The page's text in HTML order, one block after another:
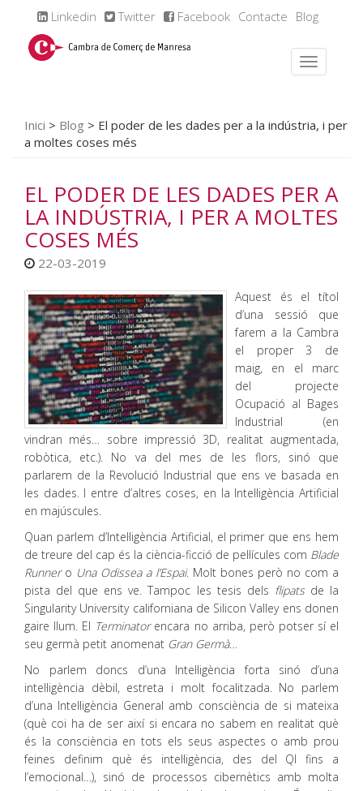
Linkedin Twitter Facebook Contacte Blog
Inici > Blog > El poder de les dades per a la indústria, i per
a moltes coses més
EL PODER DE LES DADES PER A
LA INDÚSTRIA, I PER A MOLTES
COSES MÉS
22-03-2019
Aquest és el títol
d’una sessió que
farem a la Cambra
el proper 3 de
maig, en el marc
del projecte
Ocupació al Bages
Industrial (en
vindran més… sobre impressió 3D, realitat augmentada,
robòtica, etc.). No va del mes de les flors, sinó que
parlarem de la Revolució Industrial que ens ve basada en
les dades. I entre d’altres coses, en la Intel·ligència Artificial
en majúscules.
Quan parlem d’Intel·ligència Artificial, el primer que ens hem
de treure del cap és la ciència-ficció de pel·lícules com Blade
Runnero Una Odissea a l’Espai. Molt bones però no com a
pista del que ens ve. Tampoc les tesis dels flipatsde la
Singularity University californiana de Silicon Valley ens donen
gaire llum. El Terminatorencara no arriba, però potser sí el
seu germà petit anomenat Gran Germà…
No parlem doncs d’una Intel·ligència forta sinó d’una
intel·ligència dèbil, estreta i molt focalitzada. No parlem
d’una Intel·ligència General amb consciència de si mateixa
(què coi ha de ser així si encara no sabem en realitat què
és la consciència en tots els seus aspectes o amb prou
feines definim què és intel·ligència, des del QI fins a
l’emocional…), sinó de processos cibernètics amb molta